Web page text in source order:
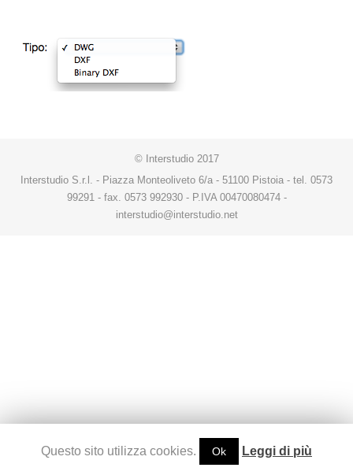
© Interstudio 2017
Interstudio S.r.l. - Piazza Monteoliveto 6/a - 51100 Pistoia - tel. 0573
99291 - fax. 0573 992930 - P.IVA 00470080474 -
interstudio@interstudio.net
Questo sito utilizza cookies. Ok Leggi di più